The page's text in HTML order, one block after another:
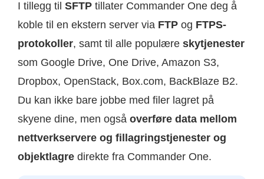
I tillegg til SFTP tillater Commander One deg å
koble til en ekstern server via FTP og FTPS-
protokoller, samt til alle populære skytjenester
som Google Drive, One Drive, Amazon S3,
Dropbox, OpenStack, Box.com, BackBlaze B2.
Du kan ikke bare jobbe med filer lagret på
skyene dine, men også overføre data mellom
nettverkservere og fillagringstjenester og
objektlagre direkte fra Commander One.